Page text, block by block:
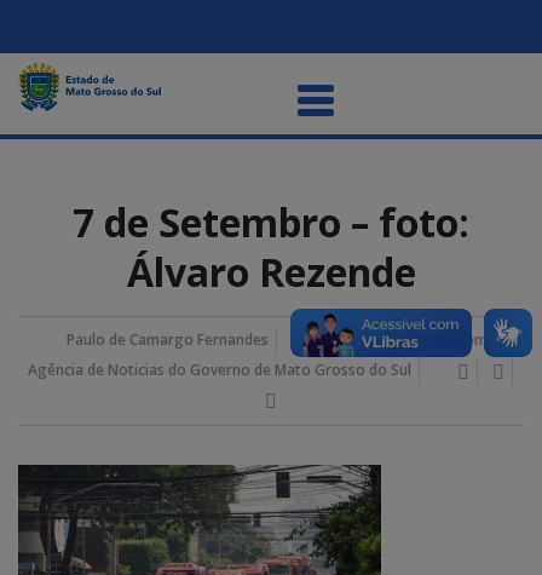
7 de Setembro – foto:
Álvaro Rezende
Paulo de Camargo Fernandes
07/setembro/2024 2:23 pm
Agência de Noticias do Governo de Mato Grosso do Sul